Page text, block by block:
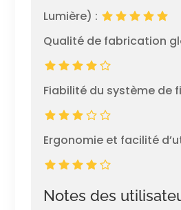
Lumière) :
Qualité de fabrication
Fiabilité du système de
Ergonomie et facilité
Notes des